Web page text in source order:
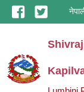
Skip to main content